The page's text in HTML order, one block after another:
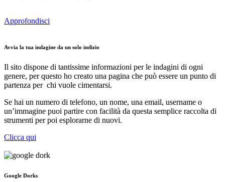
Approfondisci
Avvia la tua indagine da un solo indizio
Il sito dispone di tantissime informazioni per le indagini di ogni
genere, per questo ho creato una pagina che può essere un punto di
partenza per chi vuole cimentarsi.
Se hai un numero di telefono, un nome, una email, username o
un’immagine puoi partire con facilità da questa semplice raccolta di
strumenti per poi esplorarne di nuovi.
Clicca qui
Google Dorks